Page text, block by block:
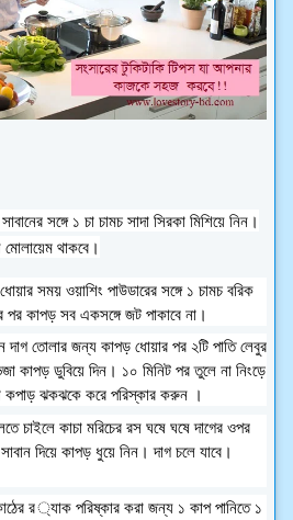
সঙ্গে ১ চা চামচ সাদা সিরকা মিশিয়ে নিন।
থাকবে।
সময় ওয়াশিং পাউডারের সঙ্গে ১ চামচ বরিক
পর কাপড় সব একসঙ্গে জট পাকাবে না।
তোলার জন্য কাপড় ধোয়ার পর ২টি পাতি লেবুর
কাপড় ডুবিয়ে দিন। ১০ মিনিট পর তুলে না নিংড়ে
কপাড় ঝকঝকে করে পরিস্কার করুন ।
চাইলে কাচা মরিচের রস ঘষে ঘষে দাগের ওপর
দিয়ে কাপড় ধুয়ে নিন। দাগ চলে যাবে।
র্যাক পরিষ্কার করা জন্য ১ কাপ পানিতে ১